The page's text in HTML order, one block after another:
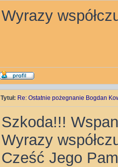
Wyrazy
Tytuł: Re: Ostatnie pożegnanie Bogdan
Szkoda!!!
Wyrazy
Cześć Jego